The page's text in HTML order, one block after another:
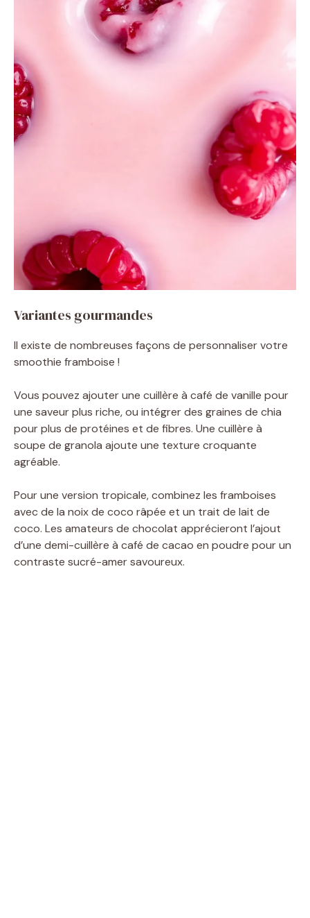
Variantes gourmandes
Il existe de nombreuses façons de personnaliser votre
smoothie framboise !
Vous pouvez ajouter une cuillère à café de vanille pour
une saveur plus riche, ou intégrer des graines de chia
pour plus de protéines et de fibres. Une cuillère à
soupe de granola ajoute une texture croquante
agréable.
Pour une version tropicale, combinez les framboises
avec de la noix de coco râpée et un trait de lait de
coco. Les amateurs de chocolat apprécieront l’ajout
d’une demi-cuillère à café de cacao en poudre pour un
contraste sucré-amer savoureux.